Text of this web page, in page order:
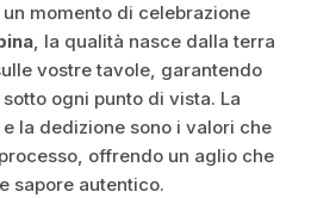
momento di celebrazione
, la qualità nasce dalla terra
vostre tavole, garantendo
ogni punto di vista. La
la dedizione sono i valori che
offrendo un aglio che
sapore autentico.